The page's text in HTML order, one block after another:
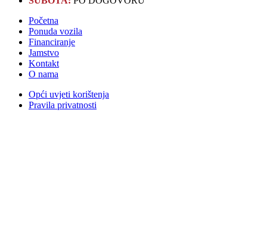
Početna
Ponuda vozila
Financiranje
Jamstvo
Kontakt
O nama
Opći uvjeti korištenja
Pravila privatnosti